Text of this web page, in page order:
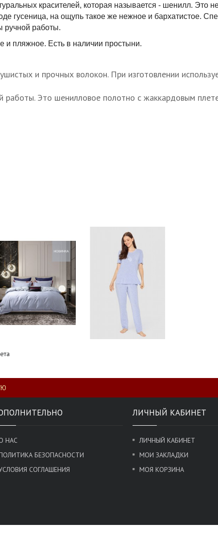
красителей, которая называется - шенилл. Это
гусеница, на ощупь такое же нежное и бархатистое.
ручной работы.
и пляжное. Есть в наличии простыни.
и прочных волокон. При изготовлении
работы. Это шенилловое полотно с жаккардовым
НАС
БЕЗОПАСНОСТИ
СОГЛАШЕНИЯ
ЛИЧНЫЙ КАБИНЕТ
ЛИЧНЫЙ КАБИНЕТ
МОИ ЗАКЛАДКИ
МОЯ КОРЗИНА